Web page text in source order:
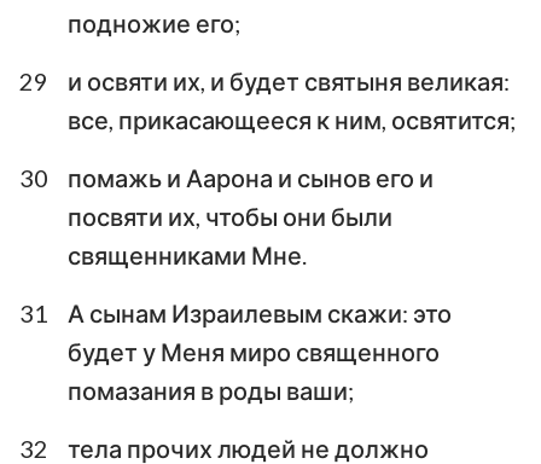
подножие его;
29
и освяти их, и будет святыня великая:
все, прикасающееся к ним, освятится;
30
помажь и Аарона и сынов его и
посвяти их, чтобы они были
священниками Мне.
31
А сынам Израилевым скажи: это
будет у Меня миро священного
помазания в роды ваши;
32
тела прочих людей не должно